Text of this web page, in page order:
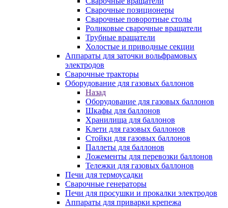
Сварочные позиционеры
Сварочные поворотные столы
Роликовые сварочные вращатели
Трубные вращатели
Холостые и приводные секции
Аппараты для заточки вольфрамовых
электродов
Сварочные тракторы
Оборудование для газовых баллонов
Назад
Оборудование для газовых баллонов
Шкафы для баллонов
Хранилища для баллонов
Клети для газовых баллонов
Стойки для газовых баллонов
Паллеты для баллонов
Ложементы для перевозки баллонов
Тележки для газовых баллонов
Печи для термоусадки
Сварочные генераторы
Печи для просушки и прокалки электродов
Аппараты для приварки крепежа